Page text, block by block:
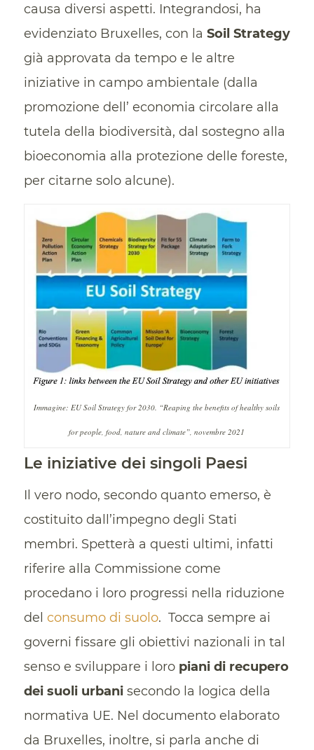
causa diversi aspetti. Integrandosi, ha
evidenziato Bruxelles, con la Soil Strategy
già approvata da tempo e le altre
iniziative in campo ambientale (dalla
promozione dell’ economia circolare alla
tutela della biodiversità, dal sostegno alla
bioeconomia alla protezione delle foreste,
per citarne solo alcune).
Immagine: EU Soil Strategy for 2030. “Reaping the benefits of healthy soils
for people, food, nature and climate”, novembre 2021
Le iniziative dei singoli Paesi
Il vero nodo, secondo quanto emerso, è
costituito dall’impegno degli Stati
membri. Spetterà a questi ultimi, infatti
riferire alla Commissione come
procedano i loro progressi nella riduzione
del consumo di suolo. Tocca sempre ai
governi fissare gli obiettivi nazionali in tal
senso e sviluppare i loro piani di recupero
dei suoli urbanisecondo la logica della
normativa UE. Nel documento elaborato
da Bruxelles, inoltre, si parla anche di